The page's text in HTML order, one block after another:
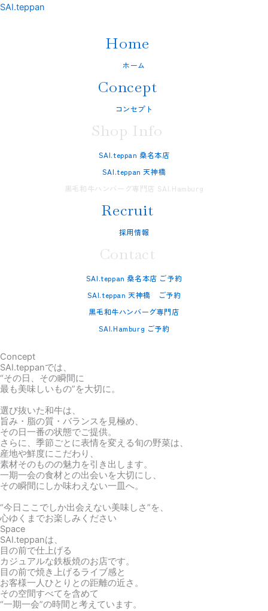
内
SAI.teppan
Home
ホーム
Concept
コンセプト
Shop Info
SAI.teppan 桑名本店
SAI.teppan 天神橋
黒毛和牛ハンバーグ専門店 SAI.Hamburg
Recruit
採用情報
Contact
SAI.teppan 桑名本店 ご予約
SAI.teppan 天神橋 ご予約
黒毛和牛ハンバーグ専門店
SAI.Hamburg ご予約
Concept
SAI.teppanでは、
“その日、その瞬間に
最も美味しいもの”を大切に。
選び抜いた和牛は、
旨み・脂の質・バランスを見極め、
その日一番の状態でご提供。
さらに、季節ごとに表情を変える旬の野菜は、
産地や鮮度にこだわり、
素材そのものの魅力を引き出します。
一期一会の食材との出会いを大切にし、
その瞬間にしか味わえない一皿へ。
“今日ここでしか出会えない美味しさ”を、
心ゆくまでお楽しみください
Space
SAI.teppanは、
目の前で仕上げる
カジュアルな鉄板焼のお店です。
目の前で焼き上げるライブ感と
お客様一人ひとりとの距離の近さ。
その空間すべてを含めて
“一期一会”の時間と考えています。